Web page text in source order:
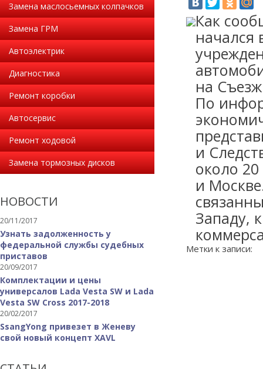
Замена маслосьемных колпачков
Замена ГРМ
Автоэлектрик
Диагностика
Ремонт коробки
Автосервис
Ремонт ходовой
Замена тормозных дисков
НОВОСТИ
20/11/2017
Узнать задолженность у
федеральной службы судебных
приставов
20/09/2017
Комплектации и цены
универсалов Lada Vesta SW и Lada
Vesta SW Cross 2017-2018
20/02/2017
SsangYong привезет в Женеву
свой новый концепт XAVL
Как
начался
на
По
и
около
и
Западу,
Метки к записи: